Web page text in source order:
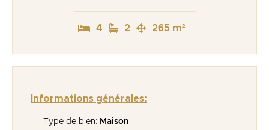
4 2 265 m²
Informations générales:
Type de bien: Maison